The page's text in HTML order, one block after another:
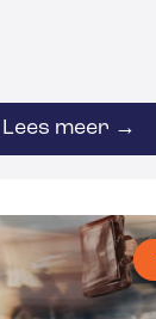
Lees meer →